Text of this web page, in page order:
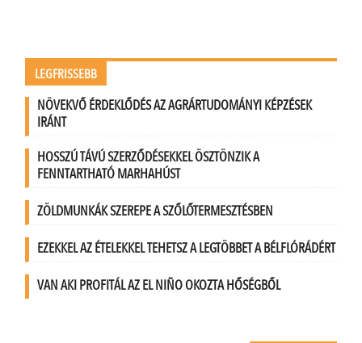
LEGFRISSEBB
NÖVEKVŐ ÉRDEKLŐDÉS AZ AGRÁRTUDOMÁNYI KÉPZÉSEK
IRÁNT
HOSSZÚ TÁVÚ SZERZŐDÉSEKKEL ÖSZTÖNZIK A
FENNTARTHATÓ MARHAHÚST
ZÖLDMUNKÁK SZEREPE A SZŐLŐTERMESZTÉSBEN
EZEKKEL AZ ÉTELEKKEL TEHETSZ A LEGTÖBBET A BÉLFLÓRÁDÉRT
VAN AKI PROFITÁL AZ EL NIÑO OKOZTA HŐSÉGBŐL